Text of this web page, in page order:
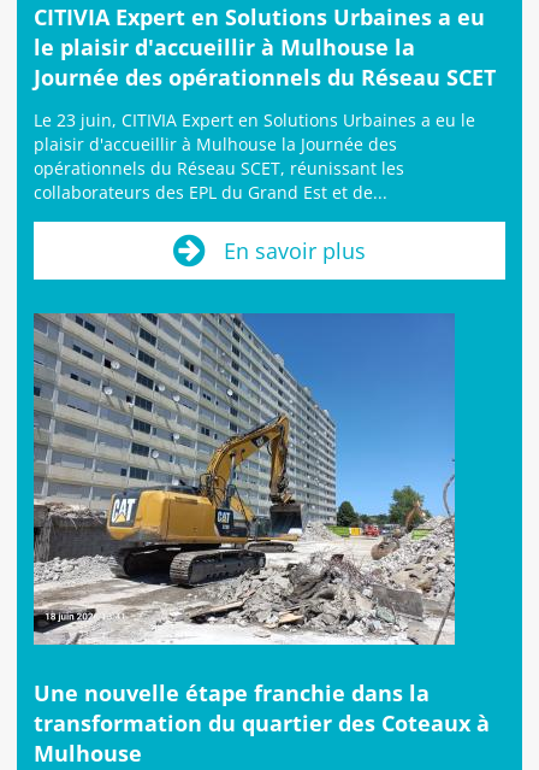
CITIVIA Expert en Solutions Urbaines a eu
le plaisir d'accueillir à Mulhouse la
Journée des opérationnels du Réseau SCET
Le 23 juin, CITIVIA Expert en Solutions Urbaines a eu le
plaisir d'accueillir à Mulhouse la Journée des
opérationnels du Réseau SCET, réunissant les
collaborateurs des EPL du Grand Est et de...
En savoir plus
Une nouvelle étape franchie dans la
transformation du quartier des Coteaux à
Mulhouse